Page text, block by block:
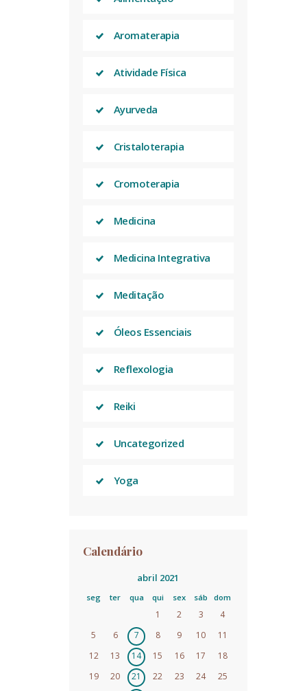
Aromaterapia
Atividade Física
Ayurveda
Cristaloterapia
Cromoterapia
Medicina
Medicina Integrativa
Meditação
Óleos Essenciais
Reflexologia
Reiki
Uncategorized
Yoga
Calendário
abril 2021
seg ter qua qui sex sáb dom
1 2 3
4
5
6 7 8 9 10
11
12
13 14 15 16 17
18
19
20 21 22 23 24 25